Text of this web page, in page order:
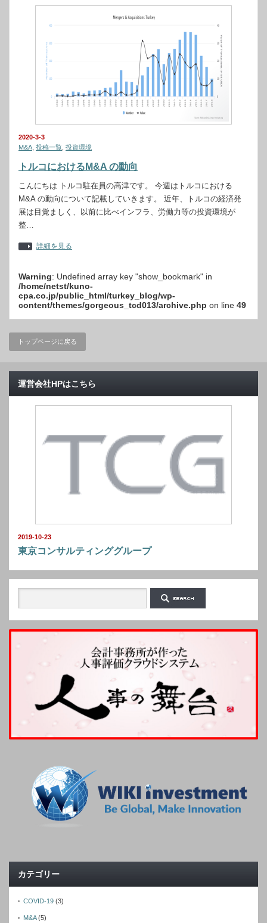
2020-3-3
M&A 投稿一覧 投資環境
トルコにおけるM&A の動向
こんにちは トルコ駐在員の高津です。 今週はトルコにおける
M&A の動向について記載していきます。 近年、トルコの経済発
展は目覚ましく、以前に比べインフラ、労働力等の投資環境が
整…
詳細を見る
Warning: Undefined array key "show_bookmark" in
/home/netst/kuno-
cpa.co.jp/public_html/turkey_blog/wp-
content/themes/gorgeous_tcd013/archive.php on line 49
トップページに戻る
運営会社HPはこちら
2019-10-23
東京コンサルティンググループ
カテゴリー
COVID-19 (3)
M&A(5)